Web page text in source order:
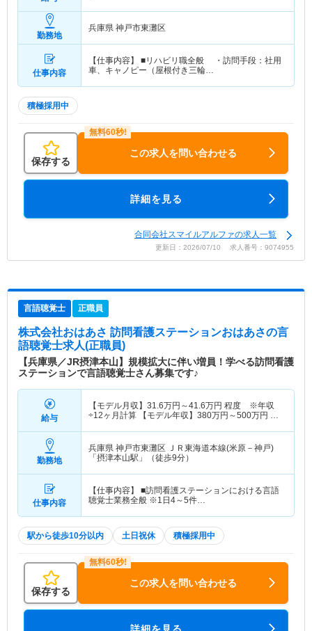
勤務地
兵庫県 神戸市東灘区
仕事内容
【仕事内容】 ■リハビリ職全般 ・訪問手段：社用
車、キャノピー（屋根付き三輪…
積極採用中
保存する
この求人を問い合わせる
詳細を見る
合同会社スマイルアルファの求人一覧
更新日：2026/07/10 求人番号：9074955
言語聴覚士 正職員
株式会社おはあさ 訪問看護ステーションおはあさの言
語聴覚士求人(正職員)
【兵庫県／JR摂津本山】規模拡大に伴い増員！学べる訪問看護
ステーションで言語聴覚士さん募集です♪
給与
【モデル月収】 31.6万円～41.6万円 程度 ※年収
÷12ヶ月計算 【モデル年収】 380万円～500万円 程
勤務地
兵庫県 神戸市東灘区 ＪＲ東海道本線(米原－神戸)
「摂津本山駅」（徒歩9分）
仕事内容
【仕事内容】 ■訪問看護ステーションにおける言語
聴覚士業務全般 ※1日4～5件…
駅から徒歩10分以内 土日祝休 積極採用中
保存する
この求人を問い合わせる